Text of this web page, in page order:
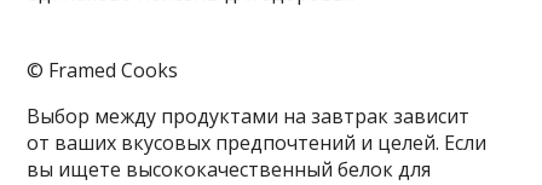
© Framed Cooks
Выбор между продуктами на завтрак зависит
от ваших вкусовых предпочтений и целей. Если
вы ищете высококачественный белок для